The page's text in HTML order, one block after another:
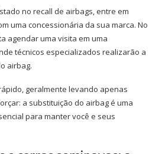
no recall de airbags, entre em
uma concessionária da sua marca. No
agendar uma visita em uma
técnicos especializados realizarão a
airbag.
geralmente levando apenas
a substituição do airbag é uma
para manter você e seus